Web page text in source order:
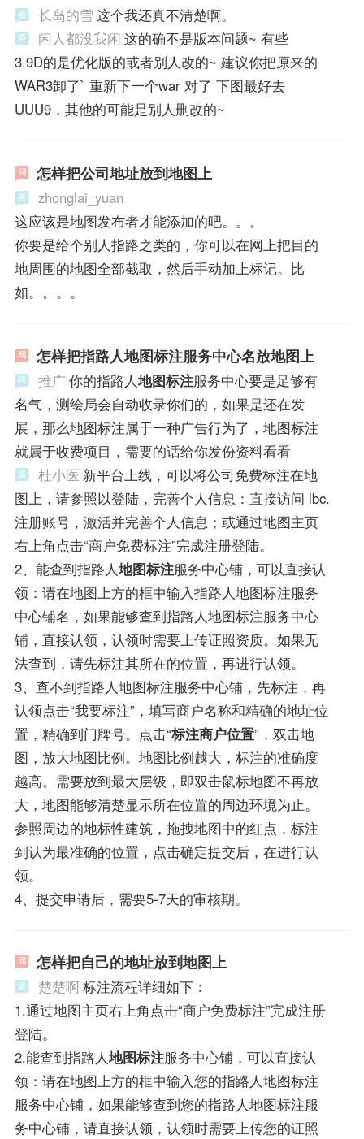
长岛的雪 这个我还真不清楚啊。
闲人都没我闲 这的确不是版本问题~ 有些
3.9D的是优化版的或者别人改的~ 建议你把原来的
WAR3卸了` 重新下一个war 对了 下图最好去
UUU9，其他的可能是别人删改的~
怎样把公司地址放到地图上
zhonglai_yuan
这应该是地图发布者才能添加的吧。。。
你要是给个别人指路之类的，你可以在网上把目的
地周围的地图全部截取，然后手动加上标记。比
如。。。。
怎样把指路人地图标注服务中心名放地图上
推广 你的指路人地图标注服务中心要是足够有
名气，测绘局会自动收录你们的，如果是还在发
展，那么地图标注属于一种广告行为了，地图标注
就属于收费项目，需要的话给你发份资料看看
杜小医 新平台上线，可以将公司免费标注在地
图上，请参照以登陆，完善个人信息：直接访问 lbc.
注册账号，激活并完善个人信息；或通过地图主页
右上角点击“商户免费标注”完成注册登陆。
2、能查到指路人地图标注服务中心铺，可以直接认
领：请在地图上方的框中输入指路人地图标注服务
中心铺名，如果能够查到指路人地图标注服务中心
铺，直接认领，认领时需要上传证照资质。如果无
法查到，请先标注其所在的位置，再进行认领。
3、查不到指路人地图标注服务中心铺，先标注，再
认领点击“我要标注”，填写商户名称和精确的地址位
置，精确到门牌号。点击“标注商户位置”，双击地
图，放大地图比例。地图比例越大，标注的准确度
越高。需要放到最大层级，即双击鼠标地图不再放
大，地图能够清楚显示所在位置的周边环境为止。
参照周边的地标性建筑，拖拽地图中的红点，标注
到认为最准确的位置，点击确定提交后，在进行认
领。
4、提交申请后，需要5-7天的审核期。
怎样把自己的地址放到地图上
楚楚啊标注流程详细如下：
1.通过地图主页右上角点击“商户免费标注”完成注册
登陆。
2.能查到指路人地图标注服务中心铺，可以直接认
领：请在地图上方的框中输入您的指路人地图标注
服务中心铺，如果能够查到您的指路人地图标注服
务中心铺，请直接认领，认领时需要上传您的证照